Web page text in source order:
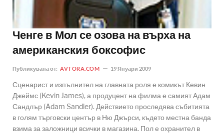
Ченге в Мол се озова на върха на
американския боксофис
Публикувана от: AVTORA.COM 19 Януари 2009
Сценарист и изпълнител на главната роля е комикът Кевин
Джеймс (Kevin James), а продуцент на филма е самият Адам
Сандлър (Adam Sandler). Действието проследява събитията
в голям търговски център в Ню Джърси, където местна банда
взима за заложници всички в магазина. Пол е охранител в